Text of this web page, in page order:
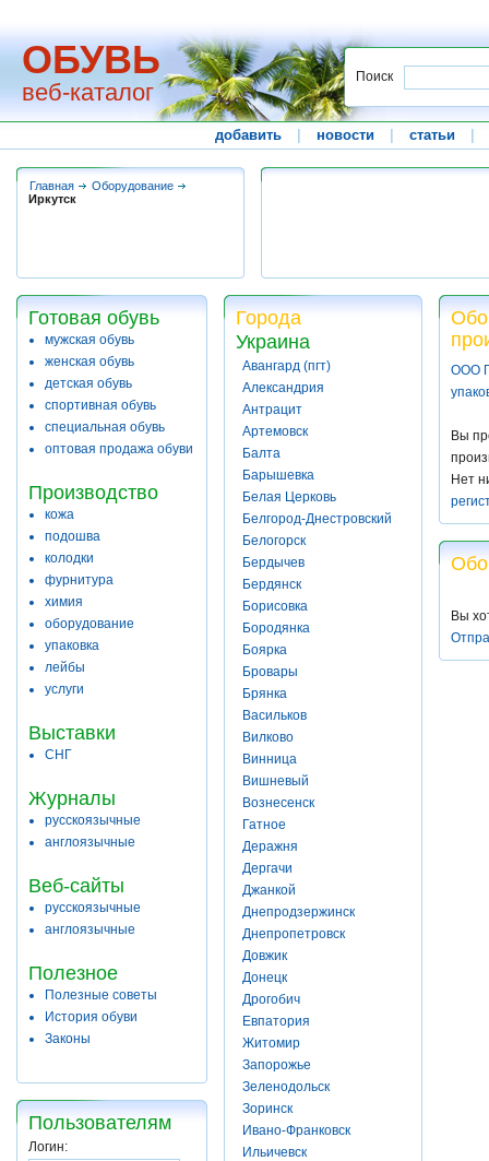
ОБУВЬ
веб-каталог
Поиск
добавить новости статьи
Главная
Оборудование
Иркутск
Готовая обувь
мужская обувь
женская обувь
детская обувь
спортивная обувь
специальная обувь
оптовая продажа обуви
Производство
кожа
подошва
колодки
фурнитура
химия
оборудование
упаковка
лейбы
услуги
Выставки
СНГ
Журналы
русскоязычные
англоязычные
Веб-сайты
русскоязычные
англоязычные
Полезное
Полезные советы
История обуви
Законы
Пользователям
Логин:
Города
Украина
Авангард (пгт)
Александрия
Антрацит
Артемовск
Балта
Барышевка
Белая Церковь
Белгород-Днестровский
Белогорск
Бердычев
Бердянск
Борисовка
Бородянка
Боярка
Бровары
Брянка
Васильков
Вилково
Винница
Вишневый
Вознесенск
Гатное
Деражня
Дергачи
Джанкой
Днепродзержинск
Днепропетровск
Довжик
Донецк
Дрогобич
Евпатория
Житомир
Запорожье
Зеленодольск
Зоринск
Ивано-Франковск
Ильичевск
ООО
Вы
Нет
Вы